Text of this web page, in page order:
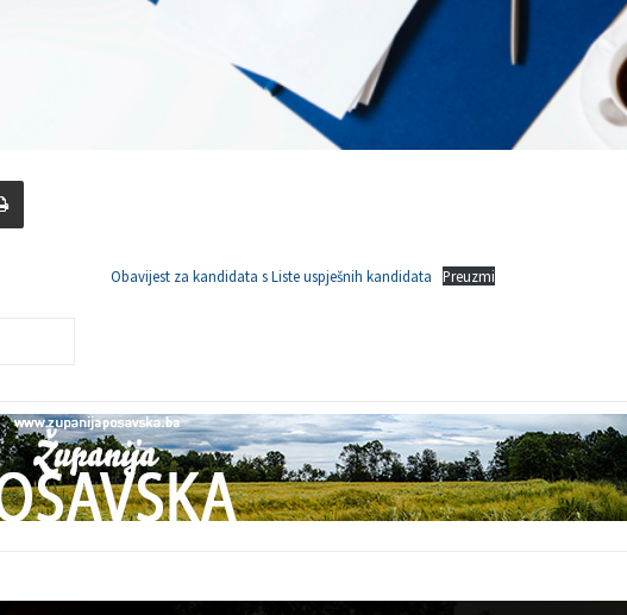
Obavijest za kandidata s Liste uspješnih kandidata Preuzmi